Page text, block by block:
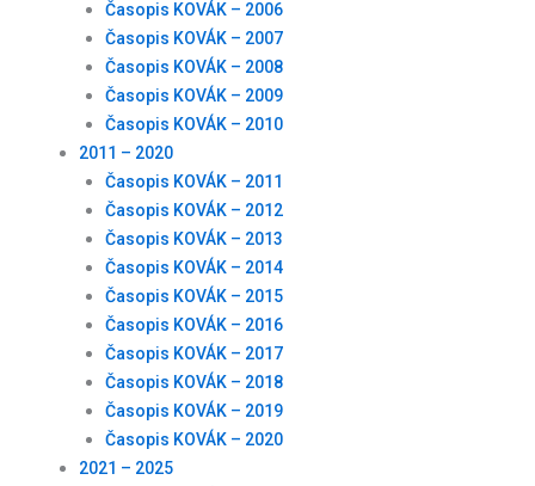
Časopis KOVÁK – 2006
Časopis KOVÁK – 2007
Časopis KOVÁK – 2008
Časopis KOVÁK – 2009
Časopis KOVÁK – 2010
2011 – 2020
Časopis KOVÁK – 2011
Časopis KOVÁK – 2012
Časopis KOVÁK – 2013
Časopis KOVÁK – 2014
Časopis KOVÁK – 2015
Časopis KOVÁK – 2016
Časopis KOVÁK – 2017
Časopis KOVÁK – 2018
Časopis KOVÁK – 2019
Časopis KOVÁK – 2020
2021 – 2025